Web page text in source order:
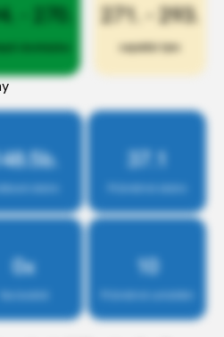
- 270. 271. - 293.
největší tým
37.1
0x 10